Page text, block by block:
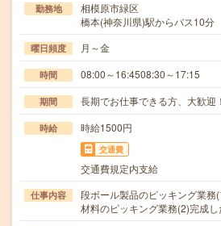
勤務地
相模原市緑区
橋本(神奈川県)駅からバス10分
曜日頻度 月～金
時間 08:00～16:4508:30～17:15
期間 長期でお仕事できる方、大歓迎！
時給 時給1500円
交通費
交通費規定内支給
仕事内容
段ボール製品のピッキング業務
材料のピッキング業務(2)完成